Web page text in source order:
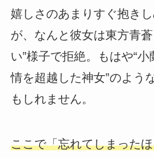
嬉しさのあまりすぐ抱き
が、なんと彼女は東方青
い”様子で拒絶。もはや“小
情を超越した神女”のよう
もしれません。
ここで「忘れてしまった